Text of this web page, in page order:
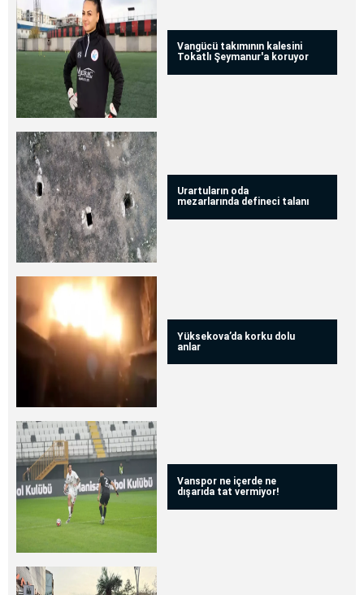
Vangücü takımının kalesini
Tokatlı Şeymanur'a koruyor
Urartuların oda
mezarlarında defineci talanı
Yüksekova’da korku dolu
anlar
Vanspor ne içerde ne
dışarıda tat vermiyor!